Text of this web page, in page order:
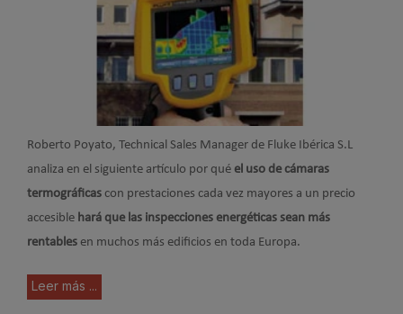
Roberto Poyato, Technical Sales Manager de Fluke Ibérica S.L
analiza en el siguiente artículo por qué el uso de cámaras
termográficas con prestaciones cada vez mayores a un precio
accesible hará que las inspecciones energéticas sean más
rentables en muchos más edificios en toda Europa.
Leer más ...